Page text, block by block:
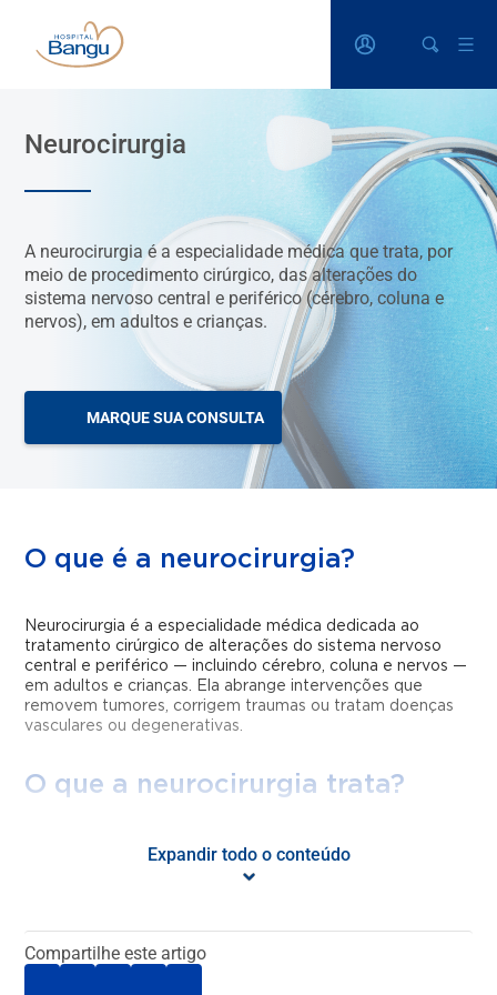
Neurocirurgia
A neurocirurgia é a especialidade médica que trata, por
meio de procedimento cirúrgico, das alterações do
sistema nervoso central e periférico (cérebro, coluna e
nervos), em adultos e crianças.
MARQUE SUA CONSULTA
O que é a neurocirurgia?
Neurocirurgia é a especialidade médica dedicada ao
tratamento cirúrgico de alterações do sistema nervoso
central e periférico — incluindo cérebro, coluna e nervos —
em adultos e crianças. Ela abrange intervenções que
removem tumores, corrigem traumas ou tratam doenças
vasculares ou degenerativas.
O que a neurocirurgia trata?
A neurocirurgia atua em condições como: tumores
cerebrais ou da coluna, aneurismas, traumatismos
como Parkinson e dores crônicas.
Expandir todo o conteúdo
Compartilhe este artigo